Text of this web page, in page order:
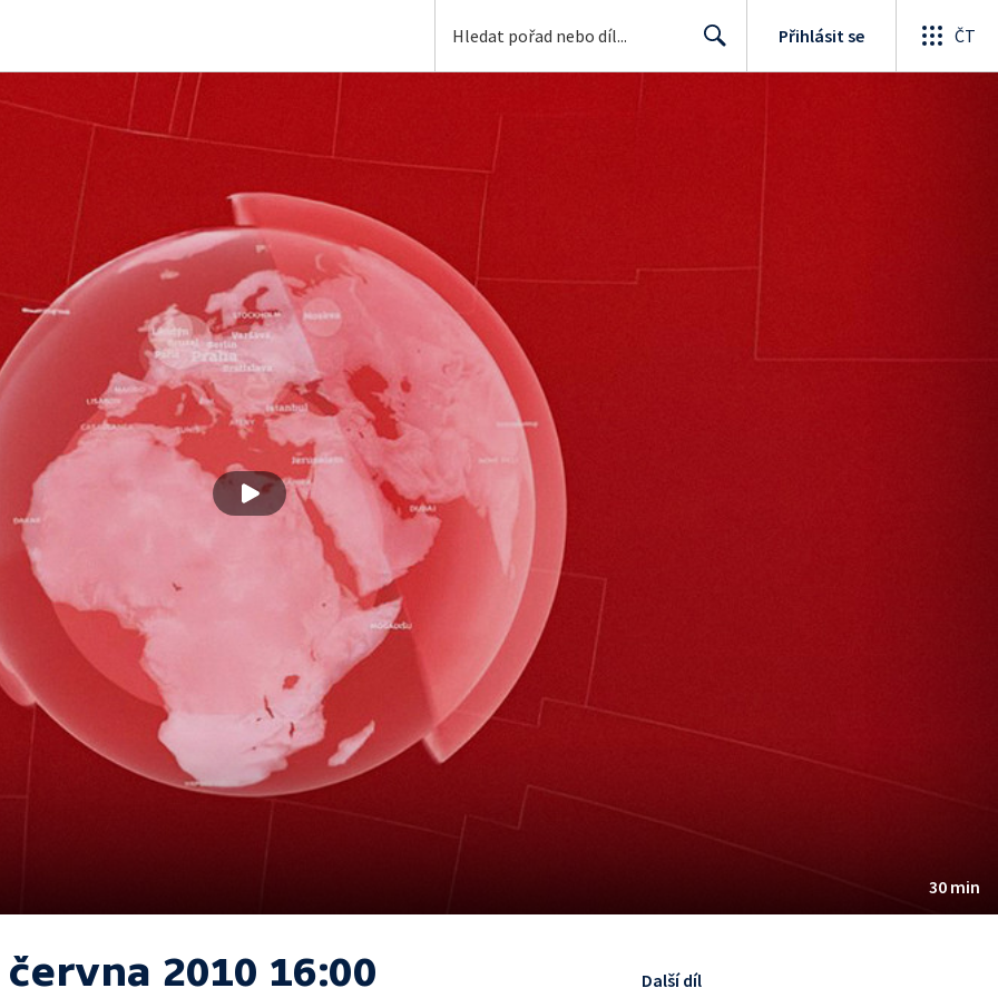
Přihlásit se ČT
30 min
června 2010 16:00 Další díl